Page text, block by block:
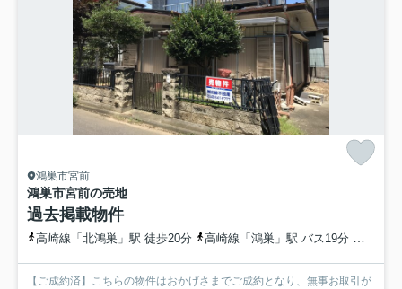
鴻巣市宮前
鴻巣市宮前の売地
過去掲載物件
高崎線「北鴻巣」駅 徒歩20分 高崎線「鴻巣」駅 バス19分 埼玉県鴻巣市「関東工業自動車大学校前」 停歩4分
【ご成約済】こちらの物件はおかげさまでご成約となり、無事お取引が